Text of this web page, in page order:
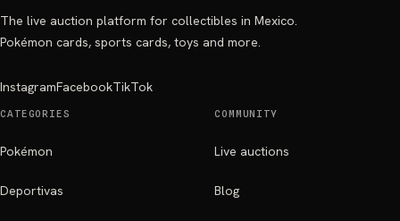
The live auction platform for collectibles in Mexico.
Pokémon cards, sports cards, toys and more.
InstagramFacebookTikTok
CATEGORIES
Pokémon
Deportivas
COMMUNITY
Live auctions
Blog